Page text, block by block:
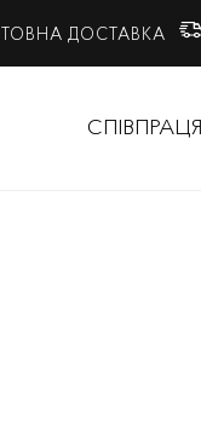
ДОСТАВКА
СПІВПРАЦЯ